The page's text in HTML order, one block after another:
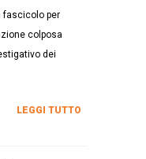
fascicolo per
colposa
dei
LEGGI TUTTO